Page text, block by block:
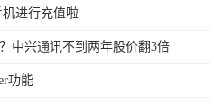
进行充值啦
中兴通讯不到两年股价翻3倍
功能